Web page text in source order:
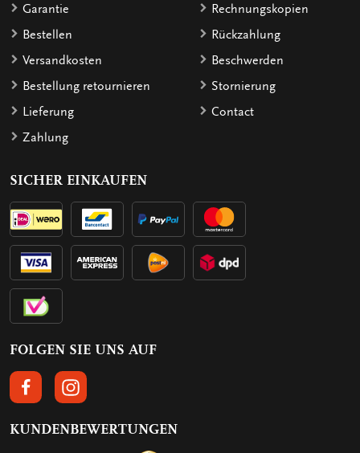
Garantie
Bestellen
Versandkosten
Bestellung retournieren
Lieferung
Zahlung
Rechnungskopien
Rückzahlung
Beschwerden
Stornierung
Contact
SICHER EINKAUFEN
FOLGEN SIE UNS AUF
FOLGEN SIE UNS AUF FACEBOOK
FOLGEN SIE UNS AUF INSTAGRAM
KUNDENBEWERTUNGEN